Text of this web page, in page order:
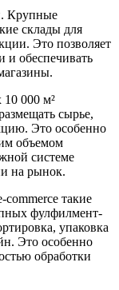
Крупные
склады для
Это позволяет
и обеспечивать
10 000 м²
сырье,
Это особенно
объемом
системе
на рынок.
такие
фулфилмент-
упаковка
Это особенно
обработки